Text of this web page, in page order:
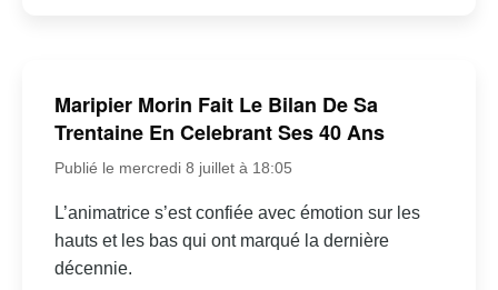
Maripier Morin Fait Le Bilan De Sa
Trentaine En Celebrant Ses 40 Ans
Publié le mercredi 8 juillet à 18:05
L’animatrice s’est confiée avec émotion sur les
hauts et les bas qui ont marqué la dernière
décennie.